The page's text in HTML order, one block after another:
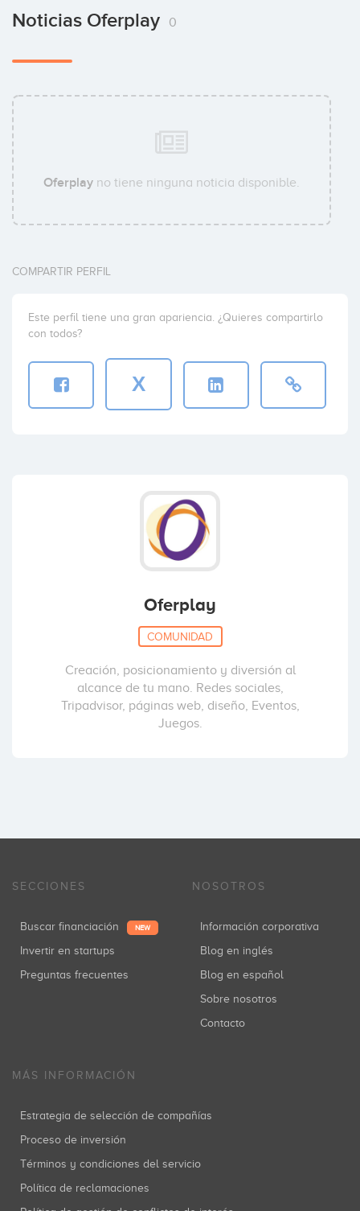
Noticias Oferplay 0
Oferplay no tiene ninguna noticia disponible.
COMPARTIR PERFIL
Este perfil tiene una gran apariencia. ¿Quieres compartirlo
con todos?
X
Oferplay
COMUNIDAD
Creación, posicionamiento y diversión al
alcance de tu mano. Redes sociales,
Tripadvisor, páginas web, diseño, Eventos,
Juegos.
SECCIONES
Buscar financiación NEW
Invertir en startups
Preguntas frecuentes
NOSOTROS
Información corporativa
Blog en inglés
Blog en español
Sobre nosotros
Contacto
MÁS INFORMACIÓN
Estrategia de selección de compañías
Proceso de inversión
Términos y condiciones del servicio
Política de reclamaciones